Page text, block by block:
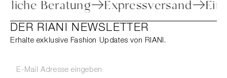
Persönliche Beratung Expressversand
DER RIANI NEWSLETTER
Erhalte exklusive Fashion Updates von RIANI.